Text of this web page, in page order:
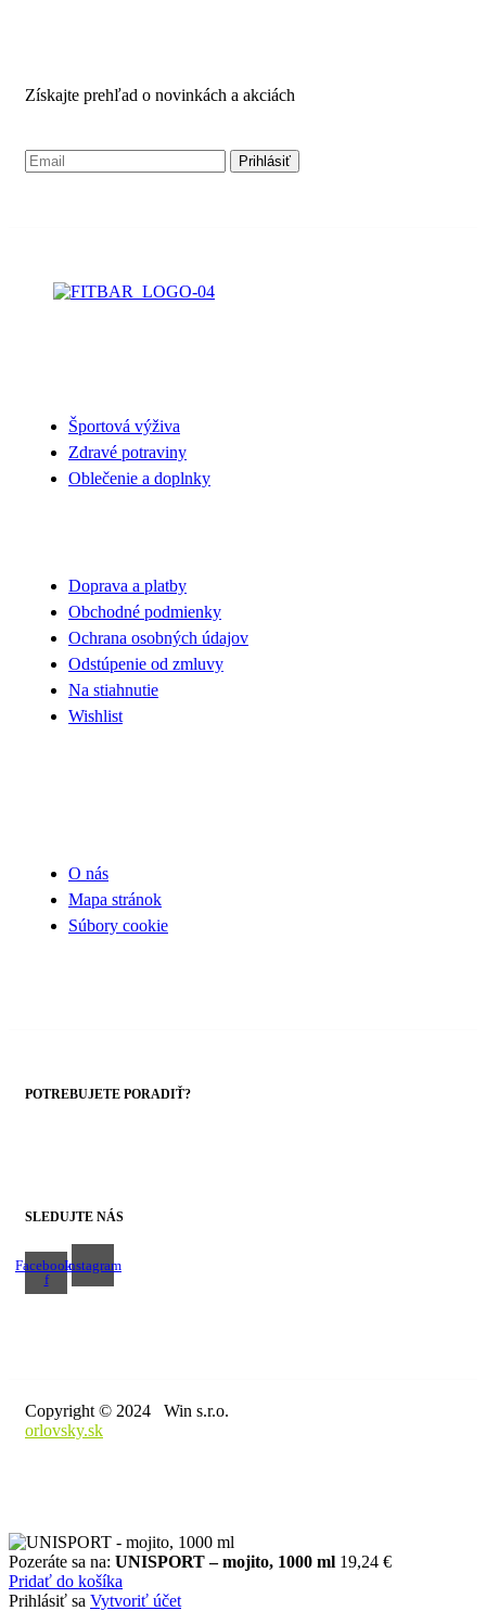
Získajte prehľad o novinkách a akciách
Športová výživa
Zdravé potraviny
Oblečenie a doplnky
Doprava a platby
Obchodné podmienky
Ochrana osobných údajov
Odstúpenie od zmluvy
Na stiahnutie
Wishlist
O nás
Mapa stránok
Súbory cookie
POTREBUJETE PORADIŤ?
SLEDUJTE NÁS
Facebook-
f
Instagram
Copyright © 2024 Win s.r.o.
orlovsky.sk
Pozeráte sa na: UNISPORT – mojito, 1000 ml 19,24 €
Pridať do košíka
Prihlásiť sa Vytvoriť účet